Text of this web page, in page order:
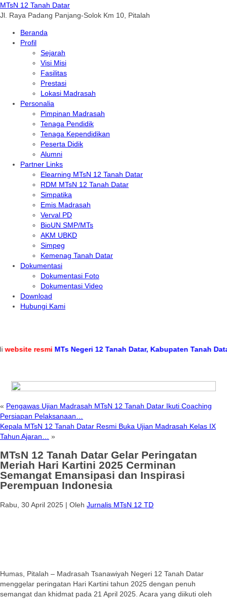
MTsN 12 Tanah Datar
Jl. Raya Padang Panjang-Solok Km 10, Pitalah
Beranda
Profil
Sejarah
Visi Misi
Fasilitas
Prestasi
Lokasi Madrasah
Personalia
Pimpinan Madrasah
Tenaga Pendidik
Tenaga Kependidikan
Peserta Didik
Alumni
Partner Links
Elearning MTsN 12 Tanah Datar
RDM MTsN 12 Tanah Datar
Simpatika
Emis Madrasah
Verval PD
BioUN SMP/MTs
AKM UBKD
Simpeg
Kemenag Tanah Datar
Dokumentasi
Dokumentasi Foto
Dokumentasi Video
Download
Hubungi Kami
resmi MTs Negeri 12 Tanah Datar, Kabupaten Tanah Datar,
« Pengawas Ujian Madrasah MTsN 12 Tanah Datar Ikuti Coaching
Persiapan Pelaksanaan…
Kepala MTsN 12 Tanah Datar Resmi Buka Ujian Madrasah Kelas IX
Tahun Ajaran…
»
MTsN 12 Tanah Datar Gelar Peringatan
Meriah Hari Kartini 2025 Cerminan
Semangat Emansipasi dan Inspirasi
Perempuan Indonesia
Rabu, 30 April 2025 | Oleh Jurnalis MTsN 12 TD
Humas, Pitalah – Madrasah Tsanawiyah Negeri 12 Tanah Datar
menggelar peringatan Hari Kartini tahun 2025 dengan penuh
semangat dan khidmat pada 21 April 2025. Acara yang diikuti oleh